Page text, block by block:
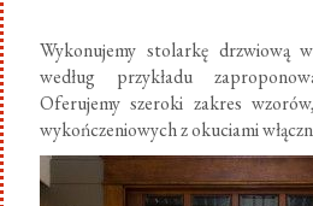
Wykonujemy stolarkę drzwiową
według przykładu
Oferujemy szeroki zakres
wykończeniowych z okuciami